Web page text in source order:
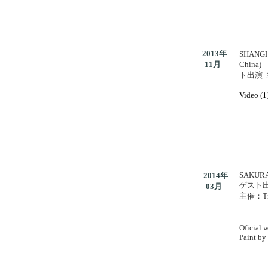
2013年
11月
ト出演
Video
2014年
03月
ゲスト
主催：
Oficial
Paint